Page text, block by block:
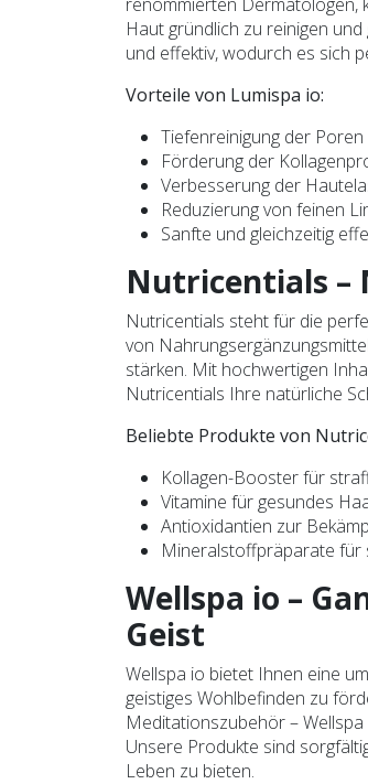
Haut gründlich zu reinigen
und effektiv, wodurch es sich
Vorteile von Lumispa io:
Tiefenreinigung der Poren
Förderung der
Verbesserung der
Reduzierung von feinen
Sanfte und gleichzeitig
Nutricentials –
Nutricentials steht für die
von
stärken. Mit hochwertigen
Nutricentials Ihre natürliche
Beliebte Produkte von
Kollagen-Booster für
Vitamine für gesundes
Antioxidantien zur
Mineralstoffpräparate für
Wellspa io –
Geist
Wellspa io bietet Ihnen eine
geistiges Wohlbefinden zu
Meditationszubehör –
Unsere Produkte sind
Leben zu bieten.